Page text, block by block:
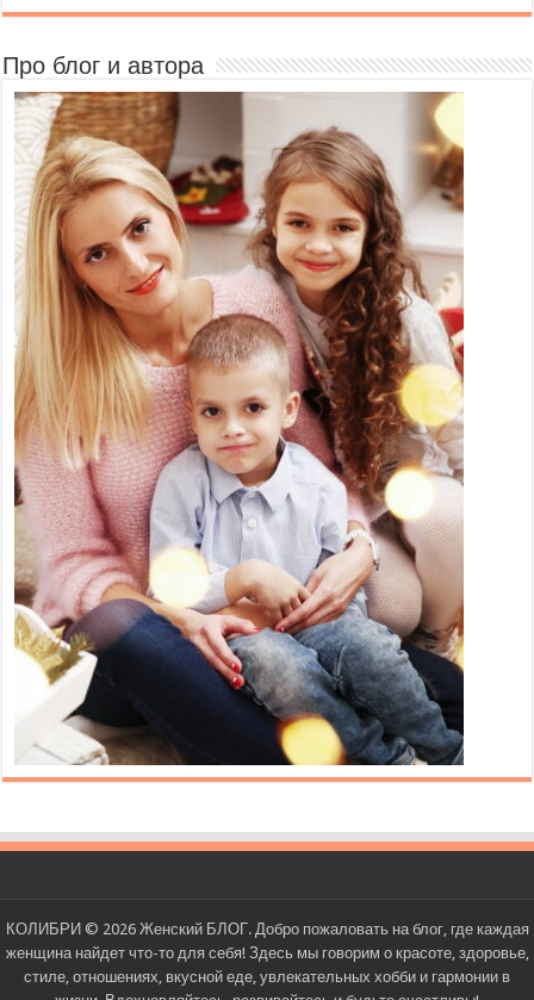
Про блог и автора
КОЛИБРИ © 2026 Женский БЛОГ. Добро пожаловать на блог, где каждая
женщина найдет что-то для себя! Здесь мы говорим о красоте, здоровье,
стиле, отношениях, вкусной еде, увлекательных хобби и гармонии в